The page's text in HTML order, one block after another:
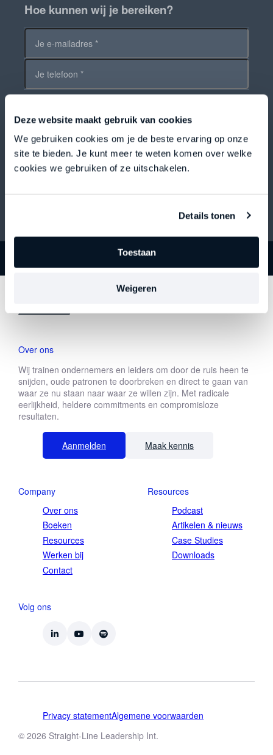
Deze website maakt gebruik van cookies
We gebruiken cookies om je de beste ervaring op onze
site te bieden. Je kunt meer te weten komen over welke
cookies we gebruiken of ze uitschakelen.
Details tonen
Toestaan
Weigeren
Hoe kunnen wij je bereiken?
Over ons
Wij trainen ondernemers en leiders om door de ruis heen te
snijden, oude patronen te doorbreken en direct te gaan van
waar ze nu staan naar waar ze willen zijn. Met radicale
eerlijkheid, heldere commitments en compromisloze
resultaten.
Aanmelden Maak kennis
Company
Over ons
Boeken
Resources
Werken bij
Contact
Resources
Podcast
Artikelen & nieuws
Case Studies
Downloads
Volg ons
© 2026 Straight-Line Leadership Int.
Privacy statementAlgemene voorwaarden